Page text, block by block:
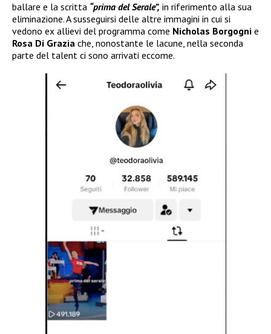
ballare e la scritta “prima del Serale”, in riferimento alla sua
eliminazione. A susseguirsi delle altre immagini in cui si
vedono ex allievi del programma come Nicholas Borgogni e
Rosa Di Grazia che, nonostante le lacune, nella seconda
parte del talent ci sono arrivati eccome.